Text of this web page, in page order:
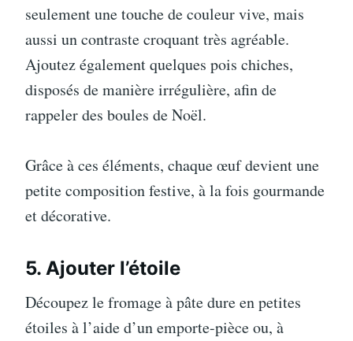
seulement une touche de couleur vive, mais
aussi un contraste croquant très agréable.
Ajoutez également quelques pois chiches,
disposés de manière irrégulière, afin de
rappeler des boules de Noël.
Grâce à ces éléments, chaque œuf devient une
petite composition festive, à la fois gourmande
et décorative.
5. Ajouter l’étoile
Découpez le fromage à pâte dure en petites
étoiles à l’aide d’un emporte-pièce ou, à